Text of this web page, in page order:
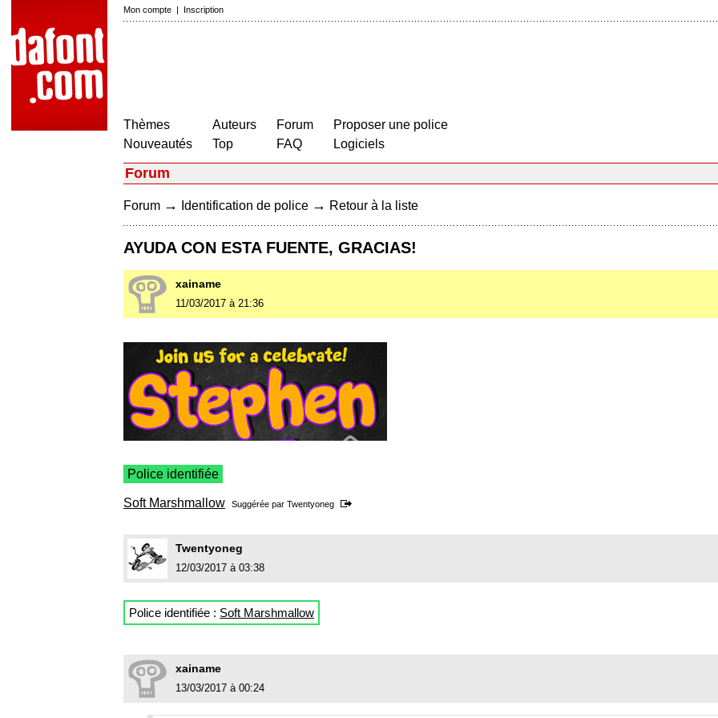
Mon compte | Inscription
Thèmes
Nouveautés
Auteurs
Top
Forum
FAQ
Proposer une police
Logiciels
Forum
Forum → Identification de police → Retour à la liste
AYUDA CON ESTA FUENTE, GRACIAS!
xainame
11/03/2017 à 21:36
Police identifiée
Soft Marshmallow Suggérée par Twentyoneg
Twentyoneg
12/03/2017 à 03:38
Police identifiée : Soft Marshmallow
xainame
13/03/2017 à 00:24